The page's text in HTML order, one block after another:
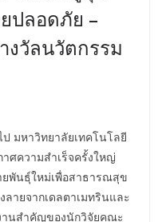
ปลอดภัย –
งวัลนวัตกรรม
ป มหาวิทยาลัยเทคโนโลยี
ศความสำเร็จครั้งใหญ่
พันธุ์ใหม่เพื่อสาธารณสุข
ายจากเดลตาเมทรินและ
านสำคัญของนักวิจัยคณะ